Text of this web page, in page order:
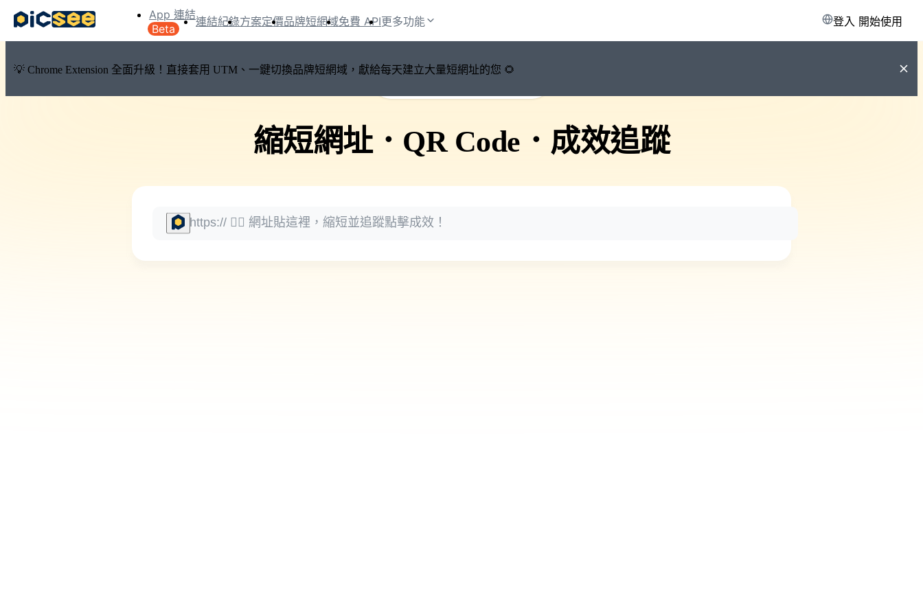
💡 Chrome Extension 全面升級！直接套用 UTM、一鍵切換品牌短網域，獻給每天建立大量短網址的您 🌻
App 連結
Beta
連結紀錄方案定價品牌短網域免費 API更多功能 登入 開始使用
🚀 PicSee 短網址永久有效
縮短網址． QR Code ． 成效追蹤